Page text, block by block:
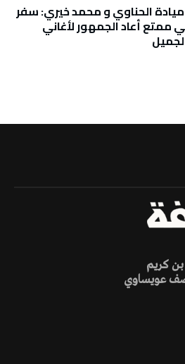
الحناوي و محمد خيري: سفر
أعاد الجمهور لأغاني
بن كريم
عويساوي